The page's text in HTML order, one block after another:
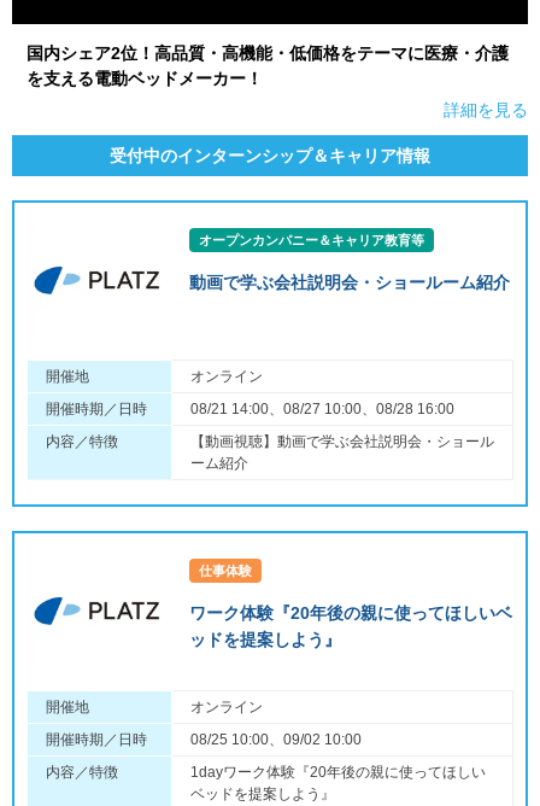
国内シェア2位！高品質・高機能・低価格をテーマに医療・介護
を支える電動ベッドメーカー！
詳細を見る
受付中のインターンシップ＆キャリア情報
オープンカンパニー＆キャリア教育等
動画で学ぶ会社説明会・ショールーム紹介
開催地
オンライン
開催時期／日時
08/21 14:00、08/27 10:00、08/28 16:00
内容／特徴
【動画視聴】動画で学ぶ会社説明会・ショール
ーム紹介
仕事体験
ワーク体験『20年後の親に使ってほしいベ
ッドを提案しよう』
開催地
オンライン
開催時期／日時
08/25 10:00、09/02 10:00
内容／特徴
1dayワーク体験『20年後の親に使ってほしい
ベッドを提案しよう』